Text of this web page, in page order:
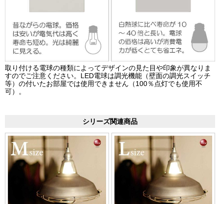
取り付ける電球の種類によってデザインの見た目や印象が異なりま
すのでご注意ください。LED電球は調光機能（壁面の調光スイッチ
等）の付いたお部屋では使用できません（100％点灯でも使用不
可）。
シリーズ関連商品